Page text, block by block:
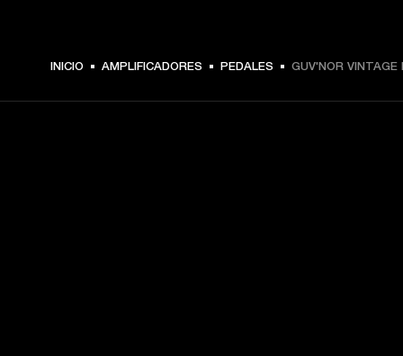
INICIO AMPLIFICADORES PEDALES GUV'NOR VINTAGE